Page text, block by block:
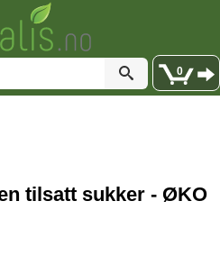
0
tilsatt sukker - ØKO